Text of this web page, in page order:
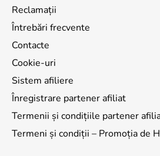
Reclamații
Întrebări frecvente
Contacte
Cookie-uri
Sistem afiliere
Înregistrare partener afiliat
Termenii și condițiile partener
Termeni și condiții – Promoția de